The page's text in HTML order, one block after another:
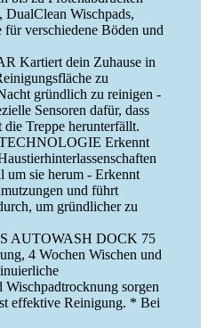
DualClean Wischpads,
verschiedene Böden und
Kartiert dein Zuhause in
zu
gründlich zu reinigen -
Sensoren dafür, dass
Treppe herunterfällt.
Erkennt
um sie herum - Erkennt
und führt
um gründlicher zu
AUTOWASH DOCK 75
4 Wochen Wischen und
sorgen
effektive Reinigung. * Bei